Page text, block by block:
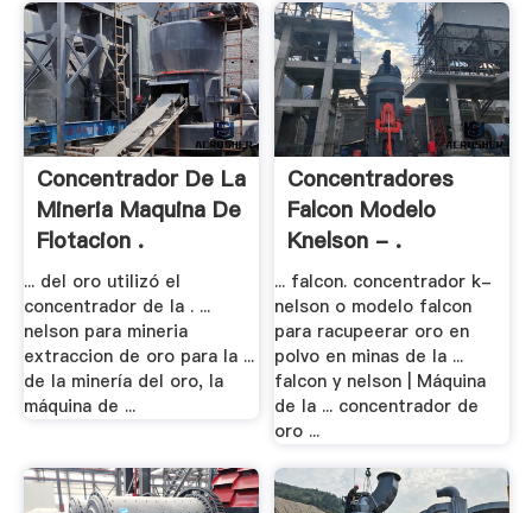
Concentrador De La
Mineria Maquina De
Flotacion .
... del oro utilizó el
concentrador de la . ...
nelson para mineria
extraccion de oro para la ...
de la minería del oro, la
máquina de ...
Concentradores
Falcon Modelo
Knelson - .
... falcon. concentrador k-
nelson o modelo falcon
para racupeerar oro en
polvo en minas de la ...
falcon y nelson | Máquina
de la ... concentrador de
oro ...